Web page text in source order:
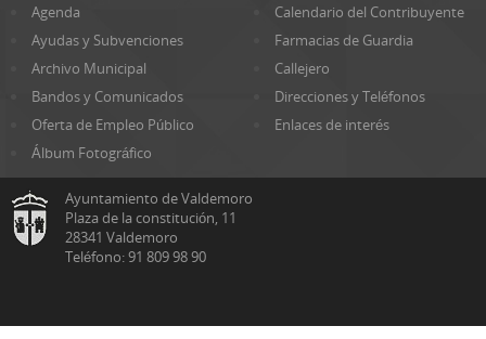
Agenda
Calendario del Contribuyente
Ayudas y Subvenciones
Farmacias de Guardia
Archivo Municipal
Callejero
Bandos y Comunicados
Direcciones y Teléfonos
Oferta de Empleo Público
Enlaces de interés
Álbum Fotográfico
Ayuntamiento de Valdemoro
Plaza de la constitución, 11
28341 Valdemoro
Teléfono: 91 809 98 90